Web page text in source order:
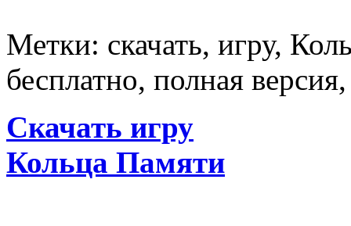
Метки: скачать, игру,
бесплатно, полная
Скачать игру
Кольца Памяти